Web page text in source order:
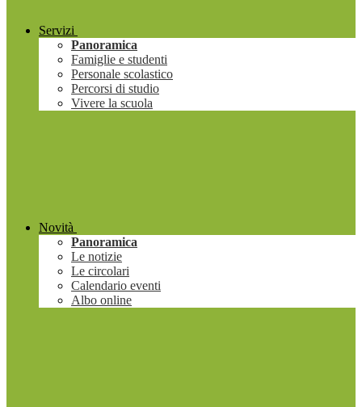
Servizi
Panoramica
Famiglie e studenti
Personale scolastico
Percorsi di studio
Vivere la scuola
Novità
Panoramica
Le notizie
Le circolari
Calendario eventi
Albo online